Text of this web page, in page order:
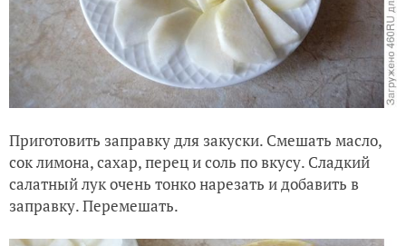
Приготовить заправку для закуски. Смешать масло,
сок лимона, сахар, перец и соль по вкусу. Сладкий
салатный лук очень тонко нарезать и добавить в
заправку. Перемешать.